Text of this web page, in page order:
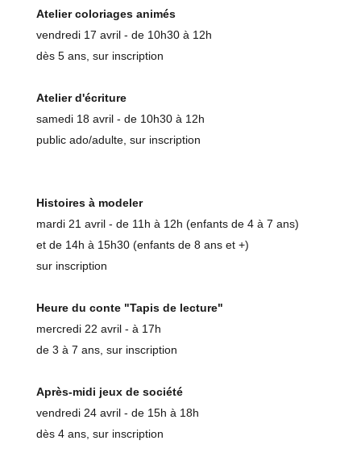
Atelier coloriages animés
vendredi 17 avril - de 10h30 à 12h
dès 5 ans, sur inscription
Atelier d'écriture
samedi 18 avril - de 10h30 à 12h
public ado/adulte, sur inscription
Histoires à modeler
mardi 21 avril - de 11h à 12h (enfants de 4 à 7 ans)
et de 14h à 15h30 (enfants de 8 ans et +)
sur inscription
Heure du conte "Tapis de lecture"
mercredi 22 avril - à 17h
de 3 à 7 ans, sur inscription
Après-midi jeux de société
vendredi 24 avril - de 15h à 18h
dès 4 ans, sur inscription